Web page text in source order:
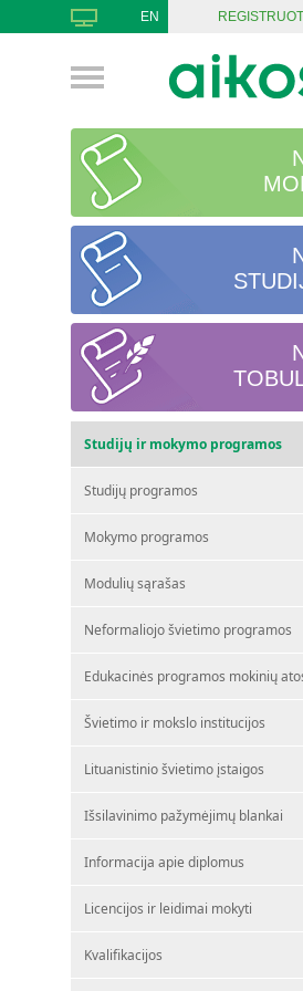
EN
Studijų ir mokymo programos
Studijų programos
Mokymo programos
Modulių sąrašas
Neformaliojo švietimo programos
Edukacinės programos mokinių
Švietimo ir mokslo institucijos
Lituanistinio švietimo įstaigos
Išsilavinimo pažymėjimų blankai
Informacija apie diplomus
Licencijos ir leidimai mokyti
Kvalifikacijos